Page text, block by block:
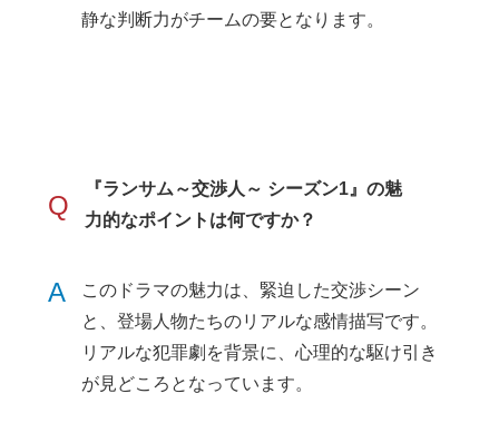
静な判断力がチームの要となります。
Q
『ランサム～交渉人～ シーズン1』の魅
力的なポイントは何ですか？
A
このドラマの魅力は、緊迫した交渉シーン
と、登場人物たちのリアルな感情描写です。
リアルな犯罪劇を背景に、心理的な駆け引き
が見どころとなっています。